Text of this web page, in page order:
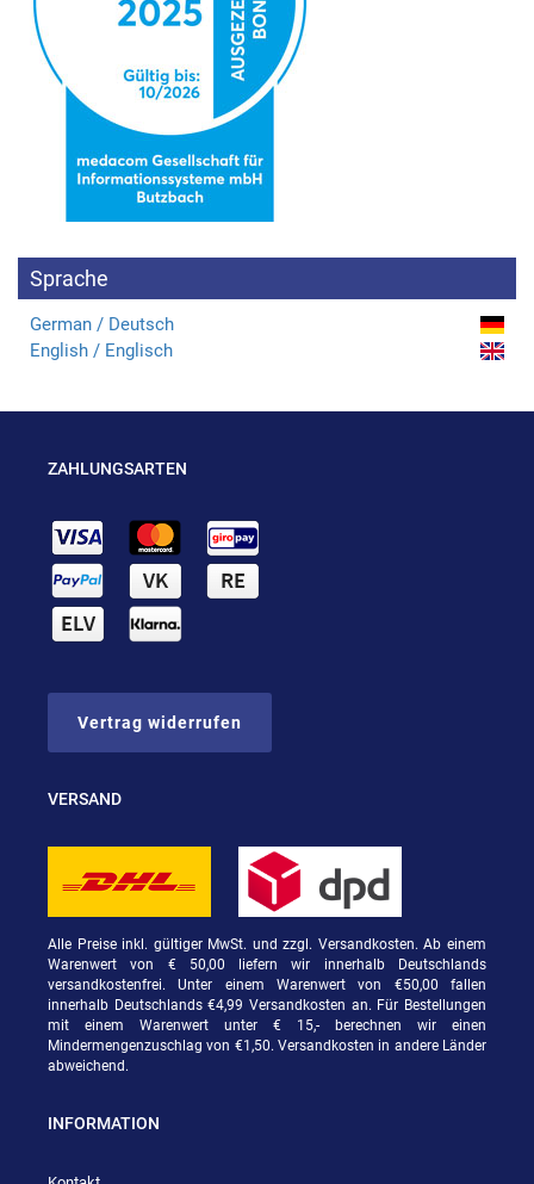
Sprache
German / Deutsch
English / Englisch
ZAHLUNGSARTEN
Vertrag widerrufen
VERSAND
Alle Preise inkl. gültiger MwSt. und zzgl. Versandkosten. Ab einem
Warenwert von € 50,00 liefern wir innerhalb Deutschlands
versandkostenfrei. Unter einem Warenwert von €50,00 fallen
innerhalb Deutschlands €4,99 Versandkosten an. Für Bestellungen
mit einem Warenwert unter € 15,- berechnen wir einen
Mindermengenzuschlag von €1,50. Versandkosten in andere Länder
abweichend.
INFORMATION